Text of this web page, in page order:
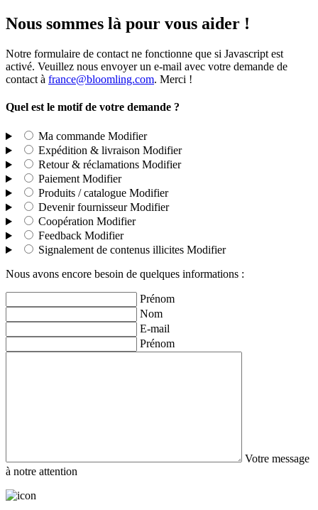
Nous sommes là pour vous aider !
Notre formulaire de contact ne fonctionne que si Javascript est
activé. Veuillez nous envoyer un e-mail avec votre demande de
contact à france@bloomling.com. Merci !
Quel est le motif de votre demande ?
Ma commande Modifier
Expédition & livraison Modifier
Retour & réclamations Modifier
Paiement Modifier
Produits / catalogue Modifier
Devenir fournisseur Modifier
Coopération Modifier
Feedback Modifier
Signalement de contenus illicites Modifier
Nous avons encore besoin de quelques informations :
Prénom
Nom
E-mail
Prénom
Votre message
à notre attention